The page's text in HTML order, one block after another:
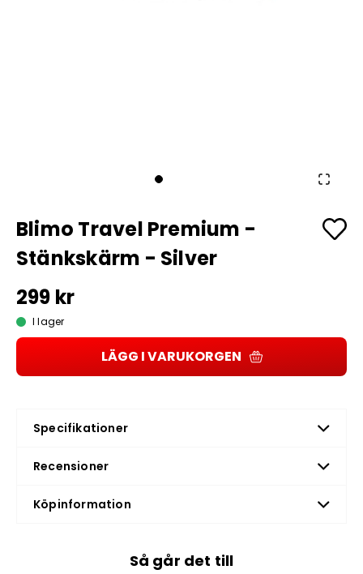
Blimo Travel Premium -
Stänkskärm - Silver
299 kr
I lager
LÄGG I VARUKORGEN
Specifikationer
Recensioner
Köpinformation
Så går det till